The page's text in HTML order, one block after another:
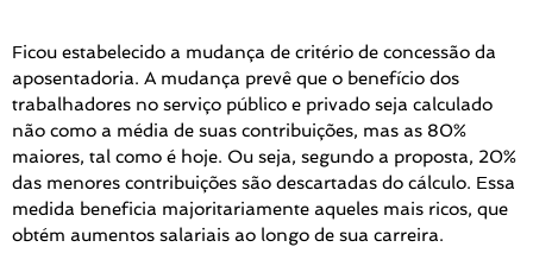
Ficou estabelecido a mudança de critério de concessão da
aposentadoria. A mudança prevê que o benefício dos
trabalhadores no serviço público e privado seja calculado
não como a média de suas contribuições, mas as 80%
maiores, tal como é hoje. Ou seja, segundo a proposta, 20%
das menores contribuições são descartadas do cálculo. Essa
medida beneficia majoritariamente aqueles mais ricos, que
obtém aumentos salariais ao longo de sua carreira.